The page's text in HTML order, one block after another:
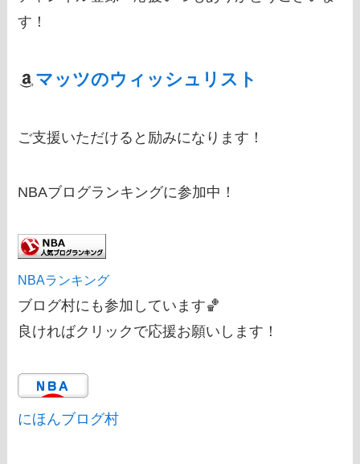
す！
マッツのウィッシュリスト
ご支援いただけると励みになります！
NBAブログランキングに参加中！
NBAランキング
ブログ村にも参加しています🏀
良ければクリックで応援お願いします！
にほんブログ村